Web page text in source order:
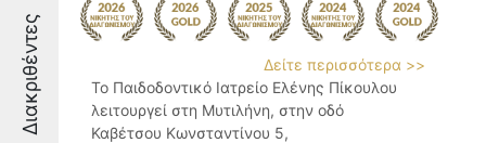
Διακριθέντες
Δείτε περισσότερα >>
Το Παιδοδοντικό Ιατρείο Ελένης Πίκουλου
λειτουργεί στη Μυτιλήνη, στην οδό
Καβέτσου Κωνσταντίνου 5,